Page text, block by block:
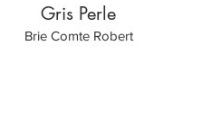
Gris Perle
Brie Comte Robert